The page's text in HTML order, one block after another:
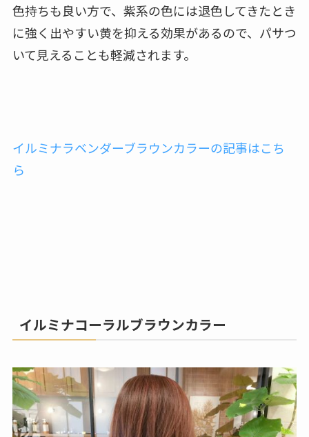
色持ちも良い方で、紫系の色には退色してきたとき
に強く出やすい黄を抑える効果があるので、パサつ
いて見えることも軽減されます。
イルミナラベンダーブラウンカラーの記事はこち
ら
イルミナコーラルブラウンカラー